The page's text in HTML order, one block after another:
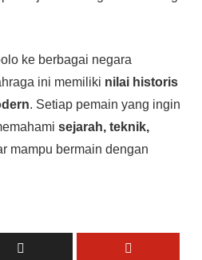
ke berbagai negara
ini memiliki nilai historis
. Setiap pemain yang ingin
sejarah, teknik,
mampu bermain dengan